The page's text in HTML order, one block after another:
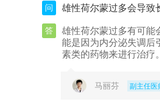
问 雄性荷尔蒙过多会导致
答
雄性荷尔蒙过多有可能
能是因为内分泌失调后
素类的药物来进行治疗。
马丽芬 副主任医